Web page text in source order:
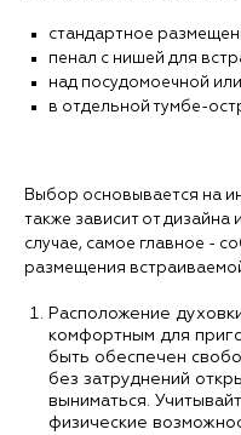
стандартное
пенал с нишей для
над посудомоечной
в отдельной тумбе-
Выбор основывается на
также зависит от
случае, самое главное -
размещения
Расположение
комфортным для
быть обеспечен
без затруднений
выниматься.
физические